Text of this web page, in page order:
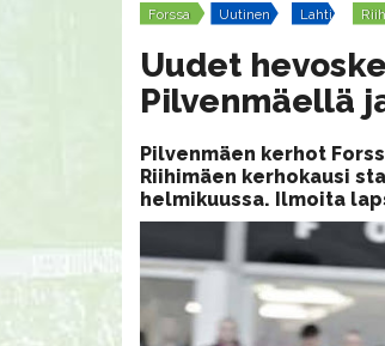
Forssa Uutinen Lahti
Uudet
Pilvenmäellä
Pilvenmäen kerhot
Riihimäen kerhokausi
helmikuussa. Ilmoita